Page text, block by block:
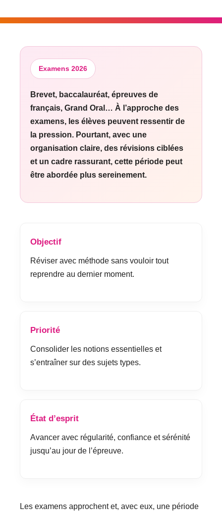
Examens 2026
Brevet, baccalauréat, épreuves de
français, Grand Oral… À l’approche des
examens, les élèves peuvent ressentir de
la pression. Pourtant, avec une
organisation claire, des révisions ciblées
et un cadre rassurant, cette période peut
être abordée plus sereinement.
Objectif
Réviser avec méthode sans vouloir tout
reprendre au dernier moment.
Priorité
Consolider les notions essentielles et
s’entraîner sur des sujets types.
État d’esprit
Avancer avec régularité, confiance et sérénité
jusqu’au jour de l’épreuve.
Les examens approchent et, avec eux, une période